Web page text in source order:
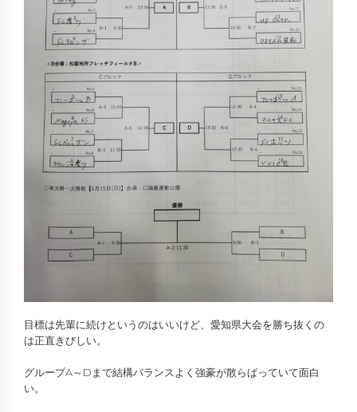
目標は先輩に続けというのはいいけど、愛知県大会を勝ち抜くの
は正直きびしい。
グループA～Dまで結構バランスよく強豪が散らばっていて面白
い。